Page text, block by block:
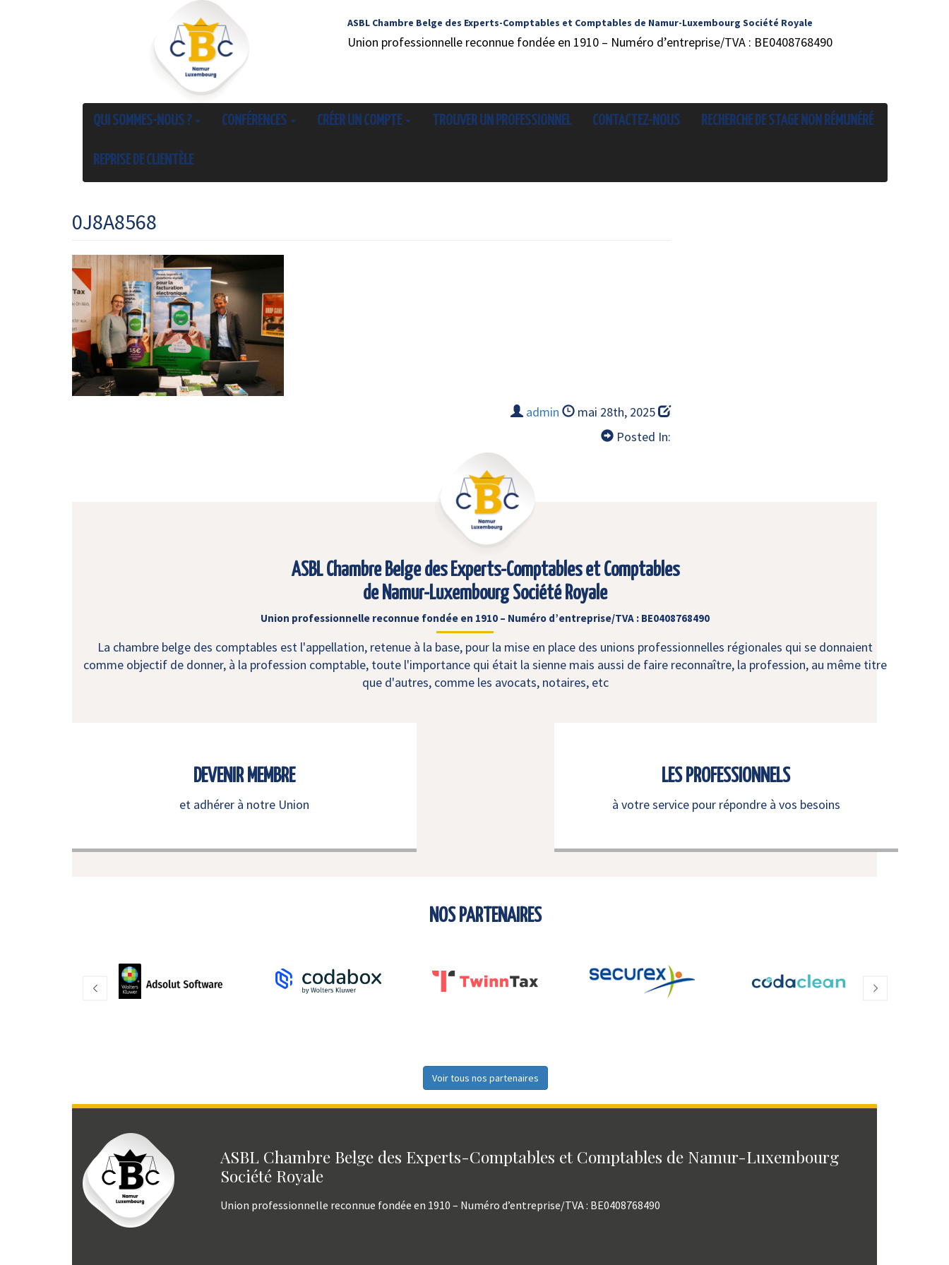
ASBL Chambre Belge des Experts-Comptables et Comptables de Namur-Luxembourg Société Royale
Union professionnelle reconnue fondée en 1910 – Numéro d’entreprise/TVA : BE0408768490
QUI SOMMES-NOUS ? CONFÉRENCES CRÉER UN COMPTE TROUVER UN PROFESSIONNEL CONTACTEZ-NOUS RECHERCHE DE STAGE NON RÉMUNÉRÉ
REPRISE DE CLIENTÈLE
0J8A8568
admin
mai 28th, 2025
Posted In:
ASBL Chambre Belge des Experts-Comptables et Comptables
de Namur-Luxembourg Société Royale
Union professionnelle reconnue fondée en 1910 – Numéro d’entreprise/TVA : BE0408768490
La chambre belge des comptables est l'appellation, retenue à la base, pour la mise en place des unions professionnelles régionales qui se donnaient
comme objectif de donner, à la profession comptable, toute l'importance qui était la sienne mais aussi de faire reconnaître, la profession, au même titre
que d'autres, comme les avocats, notaires, etc
DEVENIR MEMBRE
et adhérer à notre Union
LES PROFESSIONNELS
à votre service pour répondre à vos besoins
NOS PARTENAIRES
Voir tous nos partenaires
ASBL Chambre Belge des Experts-Comptables et Comptables de Namur-Luxembourg
Société Royale
Union professionnelle reconnue fondée en 1910 – Numéro d’entreprise/TVA : BE0408768490